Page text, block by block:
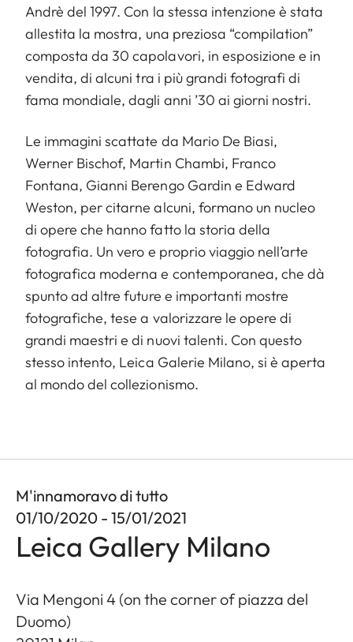
Andrè del 1997. Con la stessa intenzione è stata
allestita la mostra, una preziosa “compilation”
composta da 30 capolavori, in esposizione e in
vendita, di alcuni tra i più grandi fotografi di
fama mondiale, dagli anni ’30 ai giorni nostri.
Le immagini scattate da Mario De Biasi,
Werner Bischof, Martin Chambi, Franco
Fontana, Gianni Berengo Gardin e Edward
Weston, per citarne alcuni, formano un nucleo
di opere che hanno fatto la storia della
fotografia. Un vero e proprio viaggio nell’arte
fotografica moderna e contemporanea, che dà
spunto ad altre future e importanti mostre
fotografiche, tese a valorizzare le opere di
grandi maestri e di nuovi talenti. Con questo
stesso intento, Leica Galerie Milano, si è aperta
al mondo del collezionismo.
M'innamoravo di tutto
01/10/2020 - 15/01/2021
Leica Gallery Milano
Via Mengoni 4 (on the corner of piazza del
Duomo)